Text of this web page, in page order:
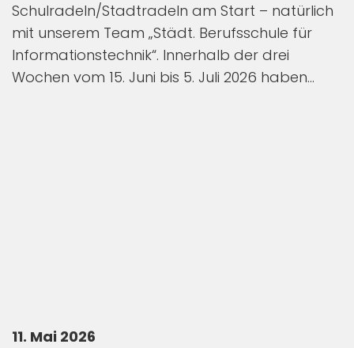
Schulradeln/Stadtradeln am Start – natürlich
mit unserem Team „Städt. Berufsschule für
Informationstechnik“. Innerhalb der drei
Wochen vom 15. Juni bis 5. Juli 2026 haben...
11. Mai 2026